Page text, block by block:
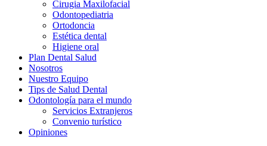
Cirugia Maxilofacial
Odontopediatria
Ortodoncia
Estética dental
Higiene oral
Plan Dental Salud
Nosotros
Nuestro Equipo
Tips de Salud Dental
Odontología para el mundo
Servicios Extranjeros
Convenio turístico
Opiniones